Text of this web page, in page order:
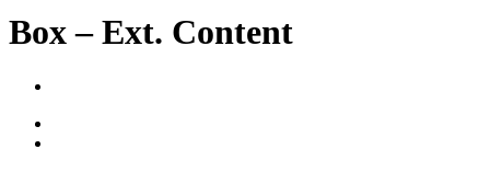
Search
Box – Ext. Content